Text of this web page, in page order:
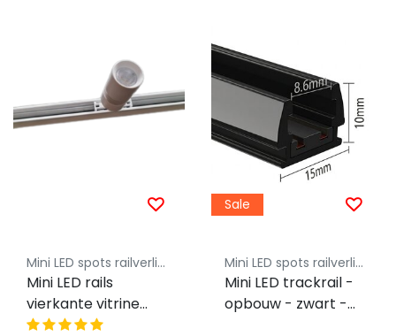
Mini LED spots railverlichting - Luksus
Mini LED rails
vierkante vitrine
trackrail - MD3 WIT
Sale
Mini LED spots railverlichting - Luksus
Mini LED trackrail -
opbouw - zwart -